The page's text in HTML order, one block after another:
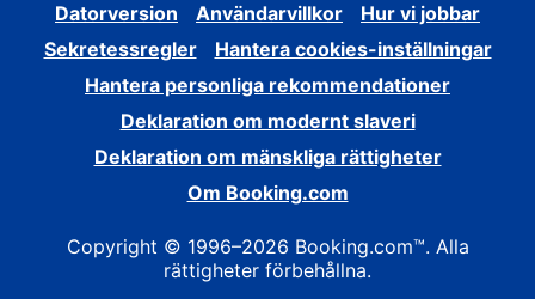
Datorversion Användarvillkor
Hur vi jobbar
Sekretessregler
Hantera cookies-inställningar
Hantera personliga rekommendationer
Deklaration om modernt slaveri
Deklaration om mänskliga rättigheter
Om Booking.com
Copyright © 1996–2026 Booking.com™. Alla
rättigheter förbehållna.